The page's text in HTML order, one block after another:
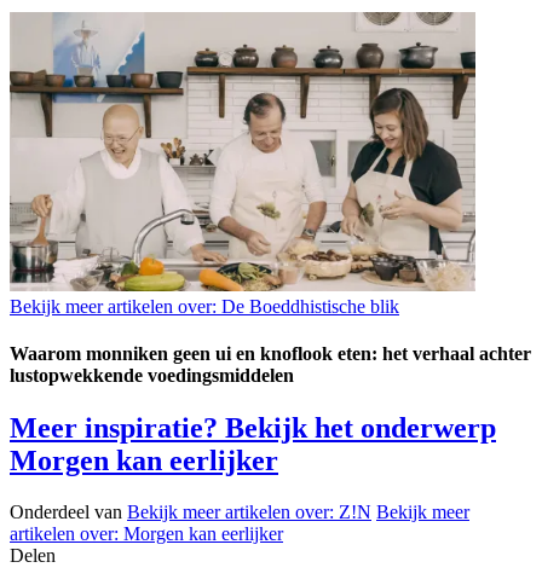
Bekijk meer artikelen over: De Boeddhistische blik
Waarom monniken geen ui en knoflook eten: het verhaal achter
lustopwekkende voedingsmiddelen
Meer inspiratie? Bekijk het onderwerp
Morgen kan eerlijker
Onderdeel van Bekijk meer artikelen over: Z!N Bekijk meer
artikelen over: Morgen kan eerlijker
Delen